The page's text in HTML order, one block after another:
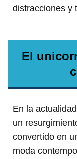
distracciones y
El
En la
un
convertido en
moda